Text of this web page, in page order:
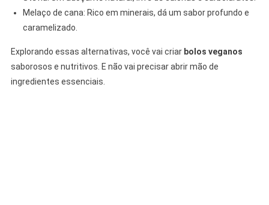
Melaço de cana: Rico em minerais, dá um sabor profundo e
caramelizado.
Explorando essas alternativas, você vai criar bolos veganos
saborosos e nutritivos. E não vai precisar abrir mão de
ingredientes essenciais.